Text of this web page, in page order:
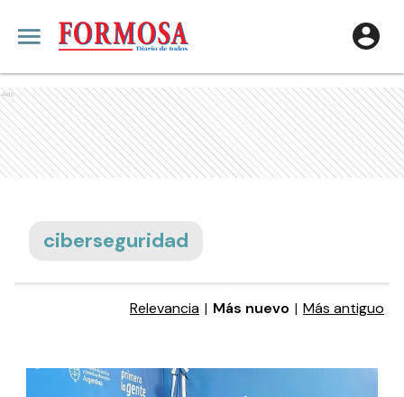
Ads
ciberseguridad
Relevancia | Más nuevo | Más antiguo